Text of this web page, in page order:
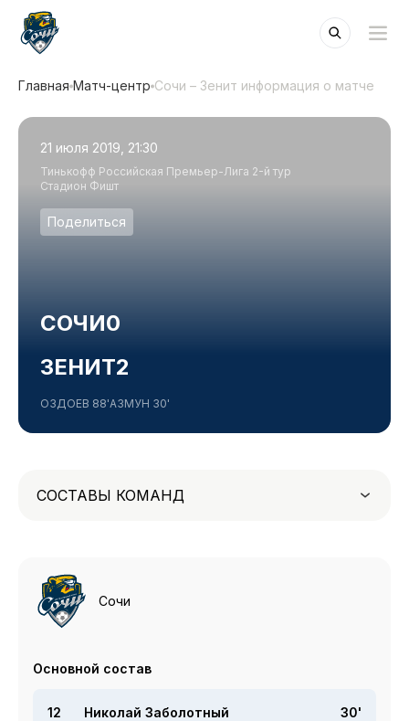
Главная Матч-центр Сочи – Зенит информация о матче
21 июля 2019, 21:30
Тинькофф Российская Премьер-Лига 2-й тур
Стадион Фишт
Поделиться
СОЧИ0
ЗЕНИТ2
ОЗДОЕВ 88'АЗМУН 30'
СОСТАВЫ КОМАНД
Сочи
Основной состав
12 Николай Заболотный 30'